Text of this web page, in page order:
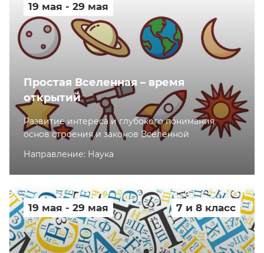
19 мая - 29 мая
Простая Вселенная – время
открытий
Развитие интереса и глубокого понимания
основ строения и законов Вселенной
Направление: Наука
19 мая - 29 мая 7 и 8 класс